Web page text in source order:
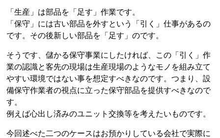
「生産」は部品を「足す」作業です。
「保守」には古い部品を外すという「引く」仕事があるの
です。その後新しい部品を「足す」のです。
そうです、儲かる保守事業にしたければ、この「引く」作
業の認識と客先の現場は生産現場のようなモノを組み立て
やすい環境ではない事を想定すべきなのです。つまり、設
備保守作業者の視点に立った保守部品を提供すべきなので
す。
例えば心出し済みのユニット交換等を考えたいものです。
今回述べた二つのケースはお預かりしている会社で実際に